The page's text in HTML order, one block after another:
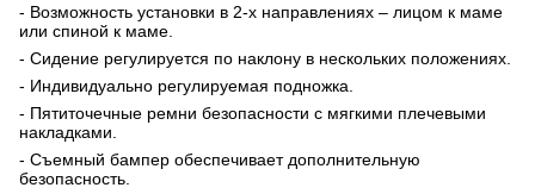
- Возможность установки в 2-х направлениях – лицом к маме
или спиной к маме.
- Сидение регулируется по наклону в нескольких положениях.
- Индивидуально регулируемая подножка.
- Пятиточечные ремни безопасности с мягкими плечевыми
накладками.
- Съемный бампер обеспечивает дополнительную
безопасность.